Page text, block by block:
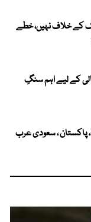
کے خلاف نہیں، خطے
کے لیے اہم سنگِ
پاکستان ، سعودی عرب